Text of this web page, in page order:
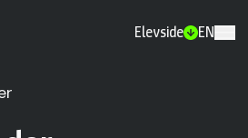
Elevside EN